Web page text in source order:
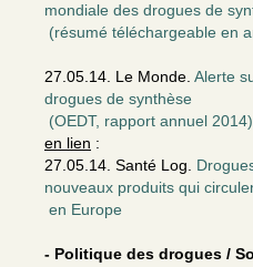
mondiale des drogues de
(résumé téléchargeable en
27.05.14. Le Monde. Alerte
drogues de synthèse
(OEDT, rapport annuel 2014)
en lien :
27.05.14. Santé Log.
nouveaux produits qui
en Europe
- Politique des drogues /